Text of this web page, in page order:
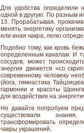
Для удобства определили
одной в другую. По разным
13. Прорабатывая,
менять энергетику
или иная чакра, легко
Подобно тому, как кровь
определенным каналам. И
сосудов, может
энергия движется «со
современному человеку
(йога, гимнастика
гармонии и красоты
для воздействия на
Но давайте попробуем
существовали
трансформировать
чакры украшений.